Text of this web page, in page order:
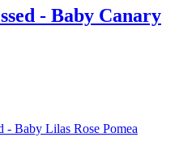
- Baby Canary